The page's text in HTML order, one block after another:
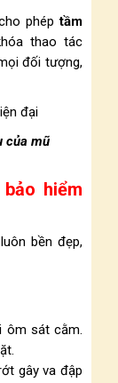
phéptầm
thao tác
đối tượng,
của mũ
hiểm
luôn bền đẹp,
ôm sát cằm.
gây va đập